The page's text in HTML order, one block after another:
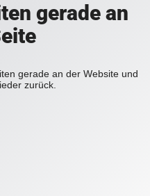
gerade an
gerade an der Website und
zurück.